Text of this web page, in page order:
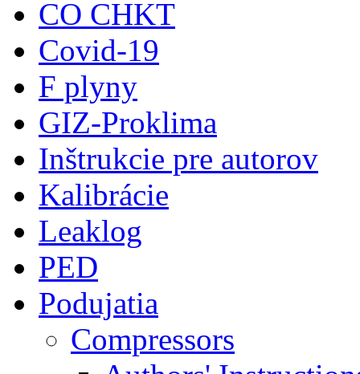
CO CHKT
Covid-19
F plyny
GIZ-Proklima
Inštrukcie pre autorov
Kalibrácie
Leaklog
PED
Podujatia
Compressors